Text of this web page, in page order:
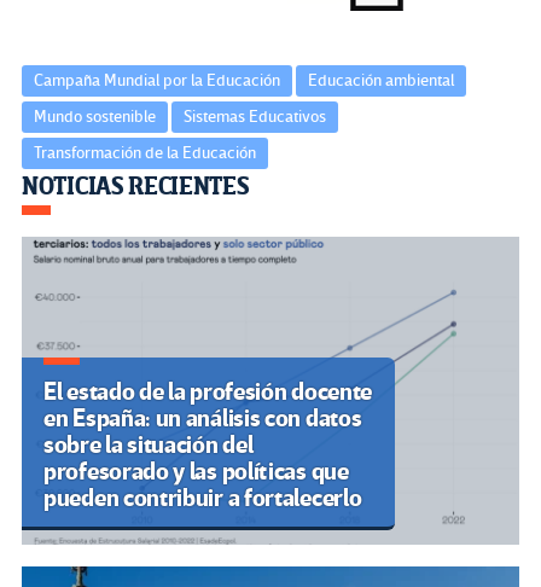
Campaña Mundial por la Educación
Educación ambiental
Mundo sostenible
Sistemas Educativos
Transformación de la Educación
Navegación
de
entradas
NOTICIAS RECIENTES
El estado de la profesión docente
en España: un análisis con datos
sobre la situación del
profesorado y las políticas que
pueden contribuir a fortalecerlo